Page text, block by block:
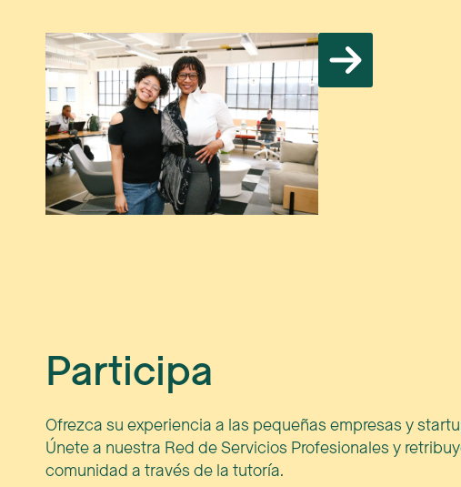
Participa
Ofrezca su experiencia a las pequeñas empresas y
Únete a nuestra Red de Servicios Profesionales y
comunidad a través de la tutoría.